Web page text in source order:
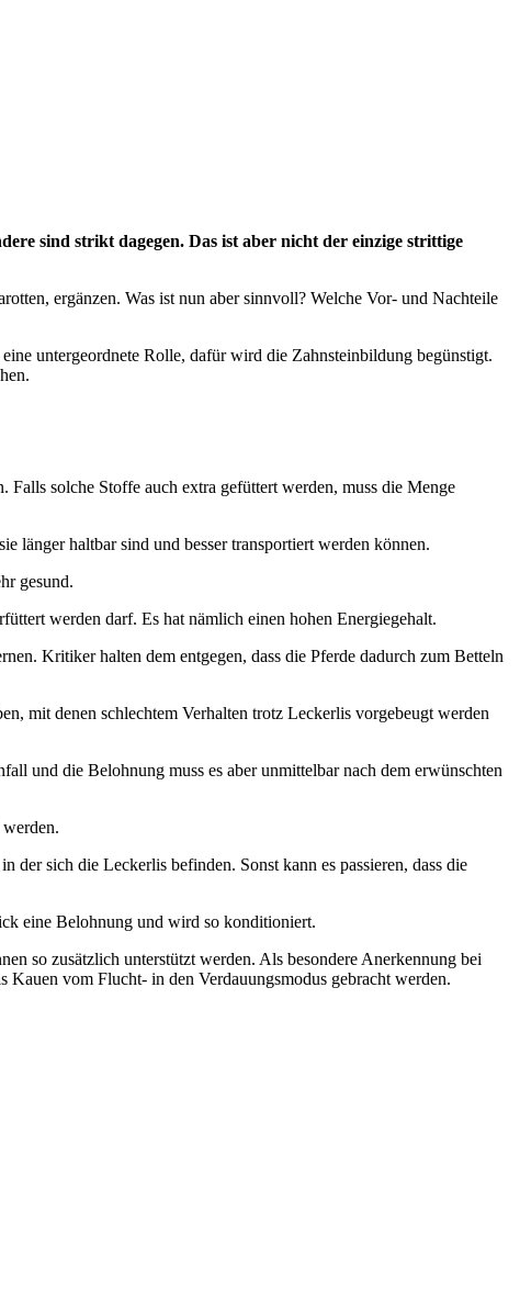
sind strikt dagegen. Das ist aber nicht der einzige strittige
ergänzen. Was ist nun aber sinnvoll? Welche Vor- und Nachteile
untergeordnete Rolle, dafür wird die Zahnsteinbildung begünstigt.
solche Stoffe auch extra gefüttert werden, muss die Menge
länger haltbar sind und besser transportiert werden können.
gesund.
werden darf. Es hat nämlich einen hohen Energiegehalt.
Kritiker halten dem entgegen, dass die Pferde dadurch zum Betteln
mit denen schlechtem Verhalten trotz Leckerlis vorgebeugt werden
und die Belohnung muss es aber unmittelbar nach dem erwünschten
der sich die Leckerlis befinden. Sonst kann es passieren, dass die
eine Belohnung und wird so konditioniert.
so zusätzlich unterstützt werden. Als besondere Anerkennung bei
Kauen vom Flucht- in den Verdauungsmodus gebracht werden.